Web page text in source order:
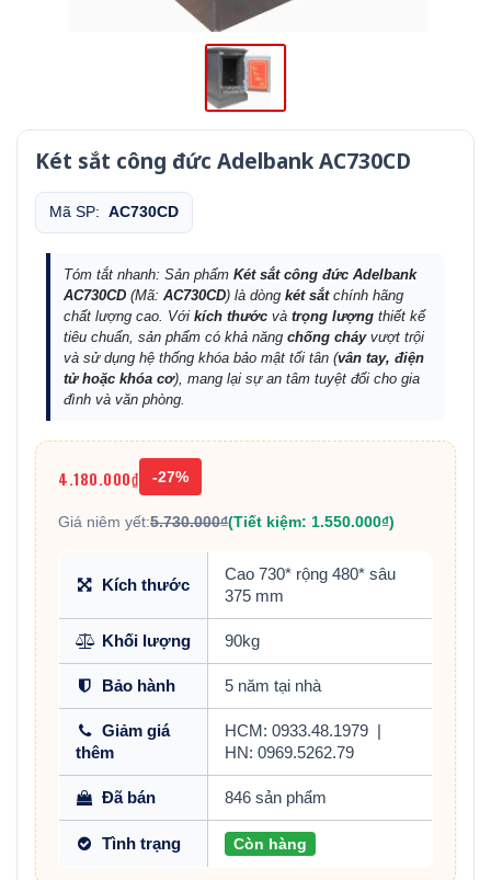
Két sắt công đức Adelbank AC730CD
Mã SP: AC730CD
Tóm tắt nhanh: Sản phẩm Két sắt công đức Adelbank
AC730CD (Mã: AC730CD) là dòng két sắtchính hãng
chất lượng cao. Với kích thước và trọng lượng thiết kế
tiêu chuẩn, sản phẩm có khả năng chống cháyvượt trội
và sử dụng hệ thống khóa bảo mật tối tân (vân tay, điện
tử hoặc khóa cơ), mang lại sự an tâm tuyệt đối cho gia
đình và văn phòng.
4.180.000₫ -27%
Giá niêm yết:5.730.000₫(Tiết kiệm: 1.550.000₫)
Kích thước
Cao 730* rộng 480* sâu
375 mm
Khối lượng 90kg
Bảo hành 5 năm tại nhà
Giảm giá
thêm
HCM: 0933.48.1979
HN: 0969.5262.79
Đã bán 846 sản phẩm
Tình trạng Còn hàng